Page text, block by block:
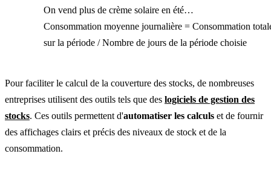
On vend plus de crème solaire en été…
Consommation moyenne journalière = Consommation
sur la période / Nombre de jours de la période choisie
Pour faciliter le calcul de la couverture des stocks, de nombreuses
entreprises utilisent des outils tels que des logiciels de gestion des
stocks. Ces outils permettent d'automatiser les calculs et de fournir
des affichages clairs et précis des niveaux de stock et de la
consommation.